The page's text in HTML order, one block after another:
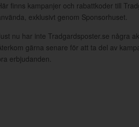
finns kampanjer och rabattkoder till
exklusivt genom Sponsorhuset.
nu har inte Tradgardsposter.se några
gärna senare för att ta del av
erbjudanden.